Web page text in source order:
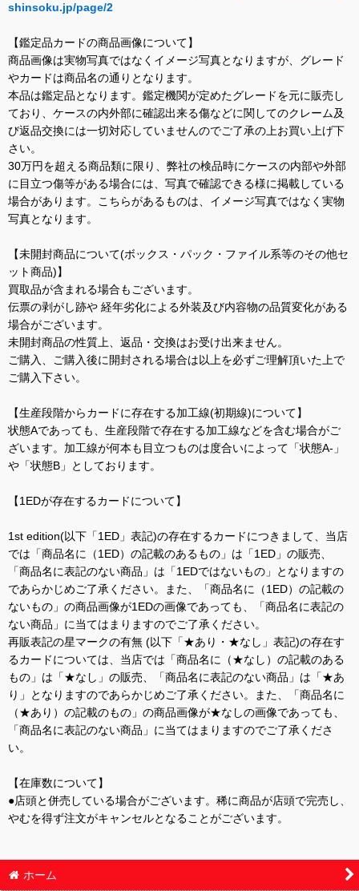
shinsoku.jp/page/2
【鑑定品カードの商品画像について】
商品画像は実物写真ではなくイメージ写真となりますが、グレード
やカードは商品名の通りとなります。
本品は鑑定品となります。鑑定機関が定めたグレードを元に販売し
ており、ケースの内外部に確認出来る傷などに関してのクレーム及
び返品交換には一切対応していませんのでご了承の上お買い上げ下
さい。
30万円を超える商品類に限り、弊社の検品時にケースの内部や外部
に目立つ傷等がある場合には、写真で確認できる様に掲載している
場合があります。こちらがあるものは、イメージ写真ではなく実物
写真となります。
【未開封商品について(ボックス・パック・ファイル系等のその他セ
ット商品)】
買取品が含まれる場合もございます。
伝票の剥がし跡や 経年劣化による外装及び内容物の品質変化がある
場合がございます。
未開封商品の性質上、返品・交換はお受け出来ません。
ご購入、ご購入後に開封される場合は以上を必ずご理解頂いた上で
ご購入下さい。
【生産段階からカードに存在する加工線(初期線)について】
状態Aであっても、生産段階で存在する加工線などを含む場合がご
ざいます。加工線が何本も目立つものは度合いによって「状態A-」
や「状態B」としております。
【1EDが存在するカードについて】
1st edition(以下「1ED」表記)の存在するカードにつきまして、当店
では「商品名に（1ED）の記載のあるもの」は「1ED」の販売、
「商品名に表記のない商品」は「1EDではないもの」となりますの
であらかじめご了承ください。また、「商品名に（1ED）の記載の
ないもの」の商品画像が1EDの画像であっても、「商品名に表記の
ない商品」に当てはまりますのでご了承ください。
再販表記の星マークの有無 (以下「★あり・★なし」表記)の存在す
るカードについては、当店では「商品名に（★なし）の記載のある
もの」は「★なし」の販売、「商品名に表記のない商品」は「★あ
り」となりますのであらかじめご了承ください。また、「商品名に
（★あり）の記載のもの」の商品画像が★なしの画像であっても、
「商品名に表記のない商品」に当てはまりますのでご了承くださ
い。
【在庫数について】
●店頭と併売している場合がございます。稀に商品が店頭で完売し、
やむを得ず注文がキャンセルとなることがございます。
ホーム